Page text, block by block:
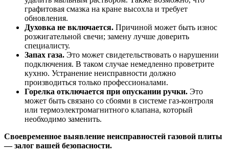
графитовая смазка на кране высохла и требует
обновления.
Духовка не включается. Причиной может быть износ
розжигательной свечи; замену лучше доверить
специалисту.
Запах газа. Это может свидетельствовать о нарушении
подключения. В таком случае немедленно проветрите
кухню. Устранение неисправности должно
производиться только профессионалами.
Горелка отключается при опускании ручки. Это
может быть связано со сбоями в системе газ-контроля
или термоэлектромагнитного клапана, который
необходимо заменить.
Своевременное выявление неисправностей газовой плиты
— залог вашей безопасности.